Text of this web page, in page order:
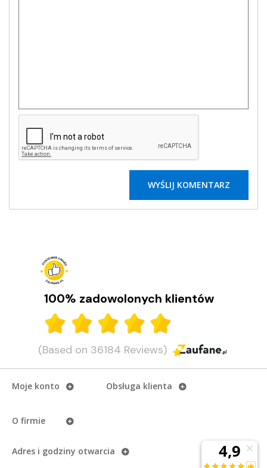
100% zadowolonych klientów
(Based on 36184 Reviews)
Moje konto
O firmie
Obsługa klienta
Adres i godziny otwarcia